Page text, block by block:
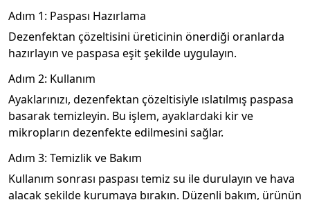
Adım 1: Paspası Hazırlama
Dezenfektan çözeltisini üreticinin önerdiği oranlarda
hazırlayın ve paspasa eşit şekilde uygulayın.
Adım 2: Kullanım
Ayaklarınızı, dezenfektan çözeltisiyle ıslatılmış paspasa
basarak temizleyin. Bu işlem, ayaklardaki kir ve
mikropların dezenfekte edilmesini sağlar.
Adım 3: Temizlik ve Bakım
Kullanım sonrası paspası temiz su ile durulayın ve hava
alacak şekilde kurumaya bırakın. Düzenli bakım, ürünün